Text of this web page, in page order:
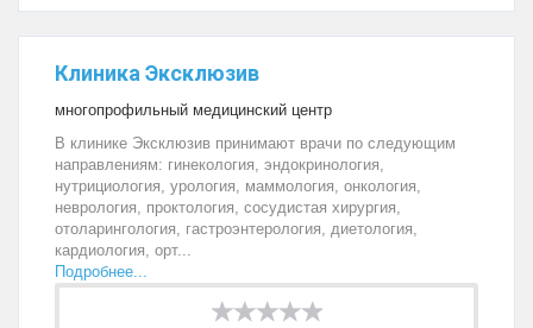
Клиника Эксклюзив
многопрофильный медицинский центр
В клинике Эксклюзив принимают врачи по следующим
направлениям: гинекология, эндокринология,
нутрициология, урология, маммология, онкология,
неврология, проктология, сосудистая хирургия,
отоларингология, гастроэнтерология, диетология,
кардиология, орт...
Подробнее...